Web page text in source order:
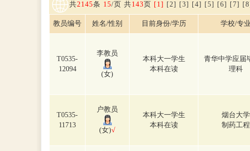
共2145条 15/页 共143页 [1] [2] [3] [4] [5] [6] [7]
教员编号 姓名/性别 目前身份/学历 学校/专业
T0535-
12094
李教员
(女)
本科大一学生
本科在读
青华中学应届
理科
T0535-
11713
户教员
(女)√
本科大一学生
本科在读
烟台大学
制药工程